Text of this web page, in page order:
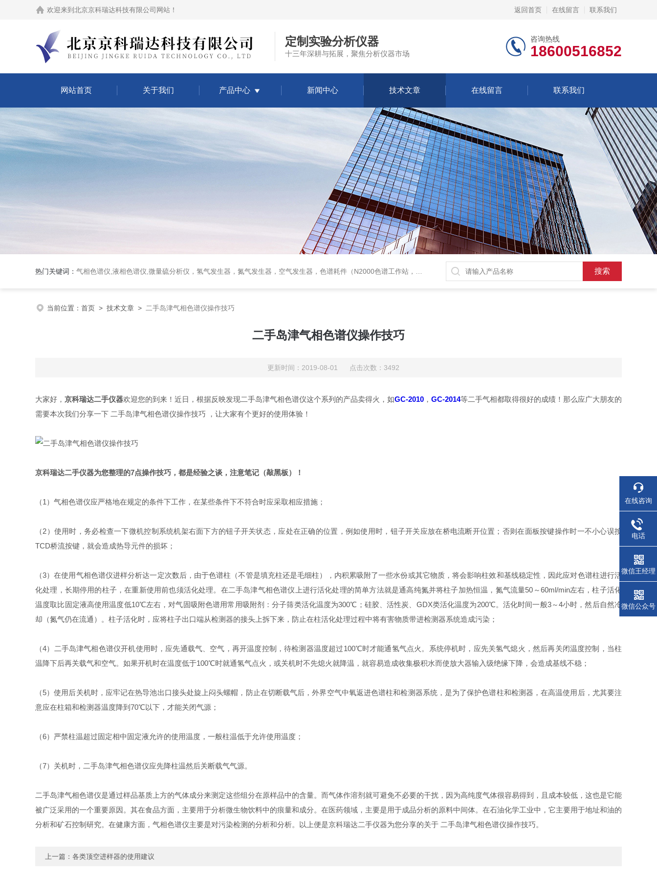
欢迎来到 北京京科瑞达科技有限公司网站 ！ 返回首页 在线留言 联系我们
定制实验分析仪器
十三年深耕与拓展，聚焦分析仪器市场
咨询热线
18600516852
网站首页 关于我们 产品中心 新闻中心 技术文章 在线留言 联系我们
热门关键词： 气相色谱仪,液相色谱仪,微量硫分析仪，氢气发生器，氮气发生器，空气发生器，色谱耗件（N2000色谱工作站，色谱柱、阀件、进样器、色谱担体），顶空进样器，热解析仪，紫外分光光度计，原子吸收分光光度计，傅立叶红外光谱仪，分析天平等常规实验室产品。
当前位置： 首页 > 技术文章 > 二手岛津气相色谱仪操作技巧
二手岛津气相色谱仪操作技巧
更新时间：2019-08-01 点击次数：3492
大家好， 京科瑞达二手仪器欢迎您的到来！近日，根据反映发现二手岛津气相色谱仪这个系列的产品卖得火，如GC-2010 ， GC-2014等二手气相都取得很好的成绩！那么应广大朋友的
需要本次我们分享一下 二手岛津气相色谱仪操作技巧 ，让大家有个更好的使用体验！
京科瑞达二手仪器为您整理的7点操作技巧 ，都是经验之谈，注意笔记（敲黑板）！
（1）气相色谱仪应严格地在规定的条件下工作，在某些条件下不符合时应采取相应措施；
（2）使用时，务必检查一下微机控制系统机架右面下方的钮子开关状态，应处在正确的位置，例如使用时，钮子开关应放在桥电流断开位置；否则在面板按键操作时一不小心误按
TCD桥流按键，就会造成热导元件的损坏；
（3）在使用气相色谱仪进样分析达一定次数后，由于色谱柱（不管是填充柱还是毛细柱），内积累吸附了一些水份或其它物质，将会影响柱效和基线稳定性，因此应对色谱柱进行活
化处理，长期停用的柱子，在重新使用前也须活化处理。在二手岛津气相色谱仪上进行活化处理的简单方法就是通高纯氮并将柱子加热恒温，氮气流量50～60ml/min左右，柱子活化
温度取比固定液高使用温度低10℃左右，对气固吸附色谱用常用吸附剂：分子筛类活化温度为300℃；硅胶、活性炭、GDX类活化温度为200℃。活化时间一般3～4小时，然后自然冷
却（氮气仍在流通）。柱子活化时，应将柱子出口端从检测器的接头上拆下来，防止在柱活化处理过程中将有害物质带进检测器系统造成污染；
（4）二手岛津气相色谱仪开机使用时，应先通载气、空气，再开温度控制，待检测器温度超过100℃时才能通氢气点火。系统停机时，应先关氢气熄火，然后再关闭温度控制，当柱
温降下后再关载气和空气。如果开机时在温度低于100℃时就通氢气点火，或关机时不先熄火就降温，就容易造成收集极积水而使放大器输入级绝缘下降，会造成基线不稳；
（5）使用后关机时，应牢记在热导池出口接头处旋上闷头螺帽，防止在切断载气后，外界空气中氧返进色谱柱和检测器系统，是为了保护色谱柱和检测器，在高温使用后，尤其要注
意应在柱箱和检测器温度降到70℃以下，才能关闭气源；
（6）严禁柱温超过固定相中固定液允许的使用温度，一般柱温低于允许使用温度；
（7）关机时，二手岛津气相色谱仪应先降柱温然后关断载气气源。
二手岛津气相色谱仪是通过样品基质上方的气体成分来测定这些组分在原样品中的含量。而气体作溶剂就可避免不必要的干扰，因为高纯度气体很容易得到，且成本较低，这也是它能
被广泛采用的一个重要原因。其在食品方面，主要用于分析微生物饮料中的痕量和成分。在医药领域，主要是用于成品分析的原料中间体。在石油化学工业中，它主要用于地址和油的
分析和矿石控制研究。在健康方面，气相色谱仪主要是对污染检测的分析和分析。以上便是京科瑞达二手仪器为您分享的关于 二手岛津气相色谱仪操作技巧。
上一篇： 各类顶空进样器的使用建议
在线咨询
电话
微信王经理
微信公众号